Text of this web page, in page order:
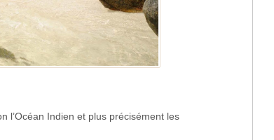
l’Océan Indien et plus précisément les